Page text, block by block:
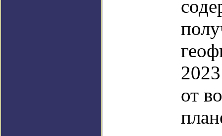
от